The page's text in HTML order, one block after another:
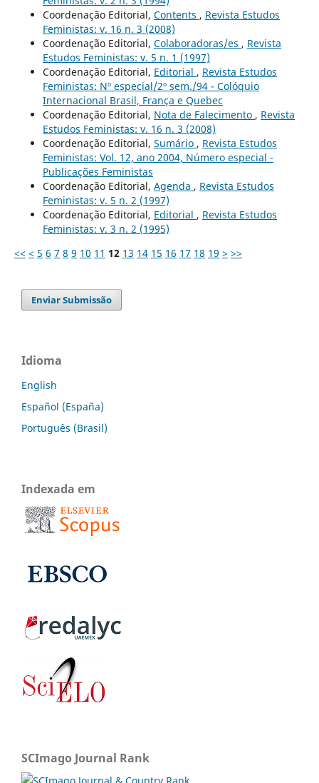
Coordenação Editorial, Contents , Revista Estudos
Feministas: v. 16 n. 3 (2008)
Coordenação Editorial, Colaboradoras/es , Revista
Estudos Feministas: v. 5 n. 1 (1997)
Coordenação Editorial, Editorial , Revista Estudos
Feministas: Nº especial/2º sem./94 - Colóquio
Internacional Brasil, França e Quebec
Coordenação Editorial, Nota de Falecimento , Revista
Estudos Feministas: v. 16 n. 3 (2008)
Coordenação Editorial, Sumário , Revista Estudos
Feministas: Vol. 12, ano 2004, Número especial -
Publicações Feministas
Coordenação Editorial, Agenda , Revista Estudos
Feministas: v. 5 n. 2 (1997)
Coordenação Editorial, Editorial , Revista Estudos
Feministas: v. 3 n. 2 (1995)
<< < 5 6 7 8 9 10 11 12 13 14 15 16 17 18 19 > >>
Enviar Submissão
Idioma
English
Español (España)
Português (Brasil)
Indexada em
SCImago Journal Rank